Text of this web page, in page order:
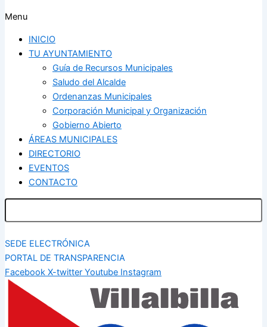
Menu
INICIO
TU AYUNTAMIENTO
Guía de Recursos Municipales
Saludo del Alcalde
Ordenanzas Municipales
Corporación Municipal y Organización
Gobierno Abierto
ÁREAS MUNICIPALES
DIRECTORIO
EVENTOS
CONTACTO
SEDE ELECTRÓNICA
PORTAL DE TRANSPARENCIA
Facebook X-twitter Youtube Instagram